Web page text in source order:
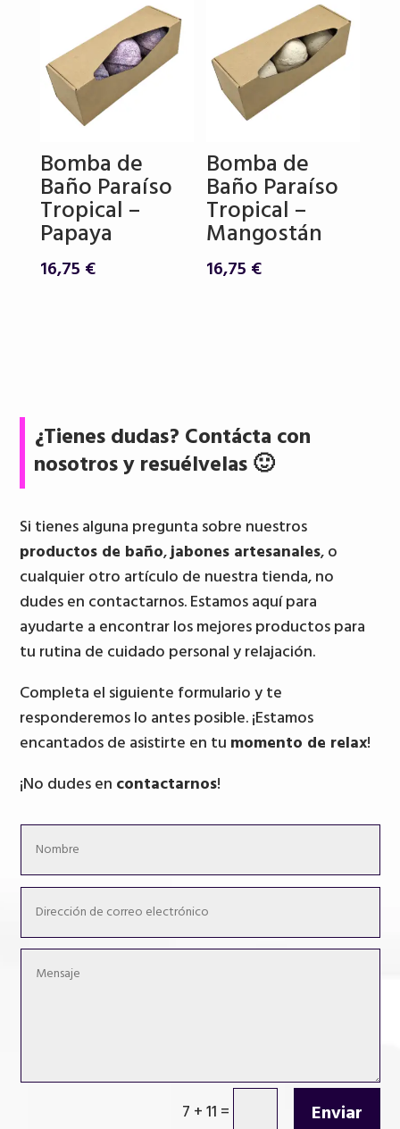
Bomba de
Baño Paraíso
Tropical –
Papaya
16,75 €
Bomba de
Baño Paraíso
Tropical –
Mangostán
16,75 €
¿Tienes dudas? Contácta con
nosotros y resuélvelas 🙂
Si tienes alguna pregunta sobre nuestros
productos de baño,jabones artesanales, o
cualquier otro artículo de nuestra tienda, no
dudes en contactarnos. Estamos aquí para
ayudarte a encontrar los mejores productos para
tu rutina de cuidado personal y relajación.
Completa el siguiente formulario y te
responderemos lo antes posible. ¡Estamos
encantados de asistirte en tu momento de relax!
¡No dudes en contactarnos!
7 + 11 = Enviar